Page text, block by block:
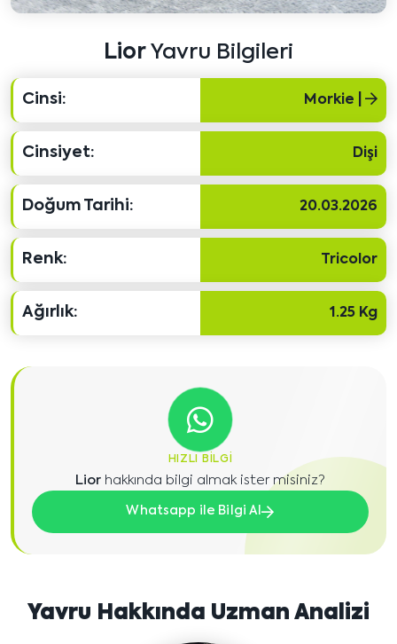
içeriğiiçeriği
Lior Yavru Bilgileri
Cinsi: Morkie |
Cinsiyet: Dişi
Doğum Tarihi: 20.03.2026
Renk: Tricolor
Ağırlık: 1.25 Kg
HIZLI BILGI
Lior hakkında bilgi almak ister misiniz?
Whatsapp ile Bilgi Al
Yavru Hakkında Uzman Analizi